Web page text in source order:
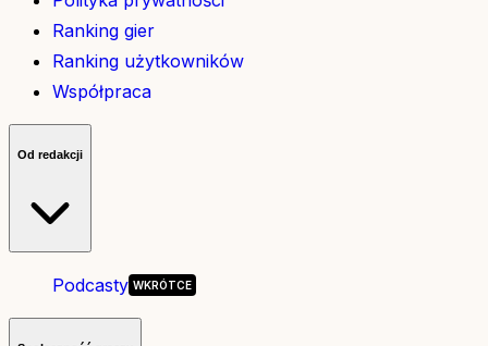
Ranking gier
Ranking użytkowników
Współpraca
Od redakcji
Podcasty